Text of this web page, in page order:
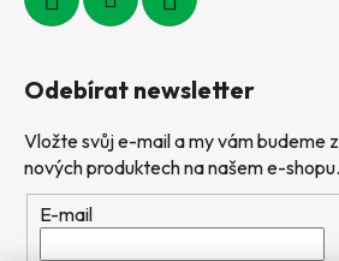
Odebírat newsletter
Vložte svůj e-mail a my vám budeme
nových produktech na našem e-shopu.
E-mail